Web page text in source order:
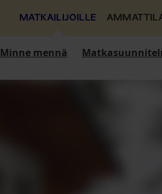
MATKAILIJOILLE
Minne mennä